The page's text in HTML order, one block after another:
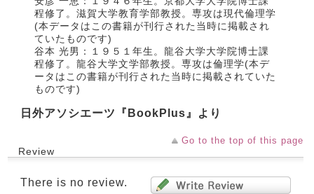
程修了。滋賀大学教育学部教授。専攻は現代倫理学
(本データはこの書籍が刊行された当時に掲載され
ていたものです)
谷本 光男：１９５１年生。龍谷大学大学院博士課
程修了。龍谷大学文学部教授。専攻は倫理学(本デ
ータはこの書籍が刊行された当時に掲載されていた
ものです)
日外アソシエーツ『BookPlus』より
Go to the top of this page
Review
There is no review.